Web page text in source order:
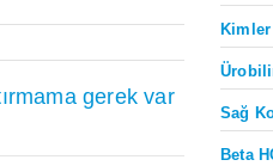
gerek var
Kimler
Sağ
Beta